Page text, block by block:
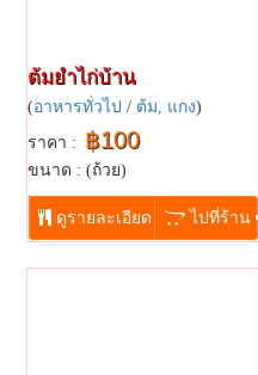
ต้มยำไก่บ้าน
(อาหารทั่วไป / ต้ม, แกง)
ราคา : ฿100
ขนาด : (ถ้วย)
...
ดูรายละเอียด ไปที่ร้าน